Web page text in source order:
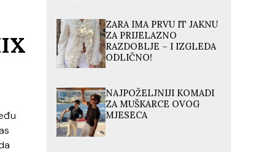
ZARA IMA PRVU IT JAKNU
ZA PRIJELAZNO
RAZDOBLJE – I IZGLEDA
ODLIČNO!
NAJPOŽELJNIJI KOMADI
ZA MUŠKARCE OVOG
MJESECA